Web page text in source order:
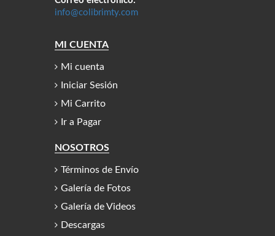
info@colibrimty.com
MI CUENTA
Mi cuenta
Iniciar Sesión
Mi Carrito
Ir a Pagar
NOSOTROS
Términos de Envío
Galería de Fotos
Galería de Videos
Descargas